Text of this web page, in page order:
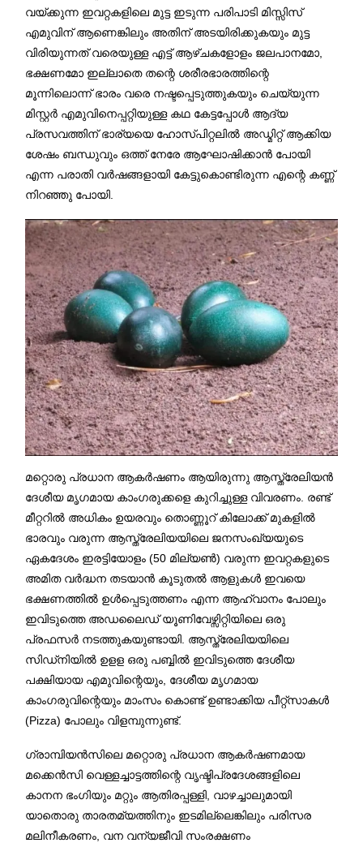
വയ്ക്കുന്ന ഇവറ്റകളിലെ മുട്ട ഇടുന്ന പരിപാടി മിസ്സിസ്
എമുവിന് ആണെങ്കിലും അതിന് അടയിരിക്കുകയും മുട്ട
വിരിയുന്നത് വരെയുള്ള എട്ട് ആഴ്ചകളോളം ജലപാനമോ,
ഭക്ഷണമോ ഇല്ലാതെ തന്റെ ശരീരഭാരത്തിന്റെ
മൂന്നിലൊന്ന് ഭാരം വരെ നഷ്ടപ്പെടുത്തുകയും ചെയ്യുന്ന
മിസ്റ്റർ എമുവിനെപ്പറ്റിയുള്ള കഥ കേട്ടപ്പോൾ ആദ്യ
പ്രസവത്തിന് ഭാര്യയെ ഹോസ്പിറ്റലിൽ അഡ്മിറ്റ് ആക്കിയ
ശേഷം ബന്ധുവും ഒത്ത് നേരേ ആഘോഷിക്കാൻ പോയി
എന്ന പരാതി വർഷങ്ങളായി കേട്ടുകൊണ്ടിരുന്ന എന്റെ കണ്ണ്
നിറഞ്ഞു പോയി.
മറ്റൊരു പ്രധാന ആകർഷണം ആയിരുന്നു ആസ്ത്രേലിയൻ
ദേശീയ മൃഗമായ കാംഗരുക്കളെ കുറിച്ചുള്ള വിവരണം. രണ്ട്
മീറ്ററിൽ അധികം ഉയരവും തൊണ്ണൂറ് കിലോക്ക് മുകളിൽ
ഭാരവും വരുന്ന ആസ്ത്രേലിയയിലെ ജനസംഖ്യയുടെ
ഏകദേശം ഇരട്ടിയോളം (50 മില്യൺ) വരുന്ന ഇവറ്റകളുടെ
അമിത വർദ്ധന തടയാൻ കൂടുതൽ ആളുകൾ ഇവയെ
ഭക്ഷണത്തിൽ ഉൾപ്പെടുത്തണം എന്ന ആഹ്വാനം പോലും
ഇവിടുത്തെ അഡലൈഡ് യൂണിവേഴ്സിറ്റിയിലെ ഒരു
പ്രഫസർ നടത്തുകയുണ്ടായി. ആസ്ത്രേലിയയിലെ
സിഡ്നിയിൽ ഉളള ഒരു പബ്ബിൽ ഇവിടുത്തെ ദേശീയ
പക്ഷിയായ എമുവിന്റെയും, ദേശീയ മൃഗമായ
കാംഗരുവിന്റെയും മാംസം കൊണ്ട് ഉണ്ടാക്കിയ പീറ്റ്‌സാകൾ
(Pizza) പോലും വിളമ്പുന്നുണ്ട്.
ഗ്രാമ്പിയൻസിലെ മറ്റൊരു പ്രധാന ആകർഷണമായ
മക്കെൻസി വെള്ളച്ചാട്ടത്തിന്റെ വൃഷ്ടിപ്രദേശങ്ങളിലെ
കാനന ഭംഗിയും മറ്റും ആതിരപ്പള്ളി, വാഴച്ചാലുമായി
യാതൊരു താരതമ്യത്തിനും ഇടമില്ലെങ്കിലും പരിസര
മലിനീകരണം, വന വന്യജീവി സംരക്ഷണം